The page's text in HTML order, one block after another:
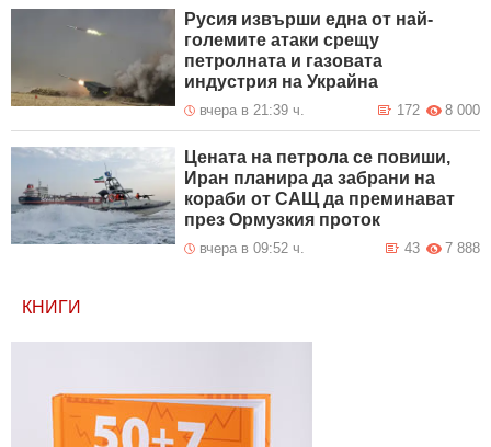
Русия извърши една от най-
големите атаки срещу
петролната и газовата
индустрия на Украйна
вчера в 21:39 ч. 8 000
172
Цената на петрола се повиши,
Иран планира да забрани на
кораби от САЩ да преминават
през Ормузкия проток
вчера в 09:52 ч. 7 888
43
КНИГИ